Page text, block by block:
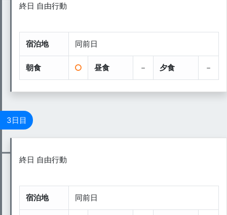
終日 自由行動
宿泊地 同前日
朝食 昼食 － 夕食 －
3日目
終日 自由行動
宿泊地 同前日